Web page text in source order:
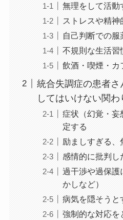
無理をして活動
ストレスや精神
自己判断での服
不規則な生活習
飲酒・喫煙・カ
統合失調症の患者
してはいけない関わ
症状（幻覚・妄
定する
励ましすぎる、
感情的に批判し
過干渉や過保護
かしなど）
病気を隠そうと
強制的な対応を